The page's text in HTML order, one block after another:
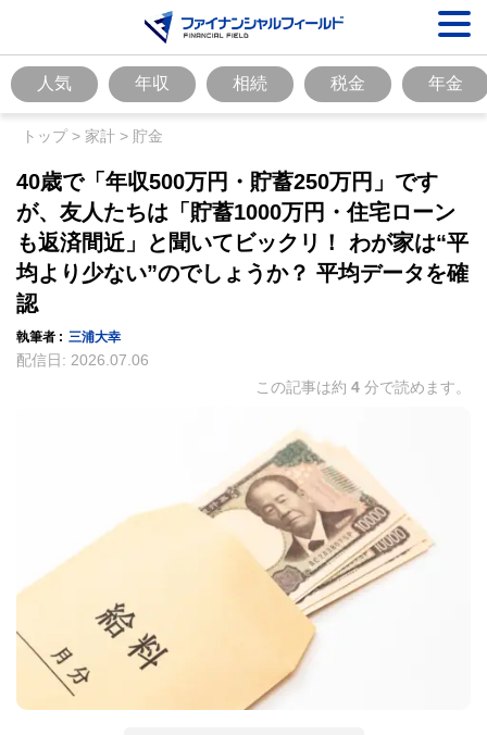
人気 年収 相続 税金 年金
トップ> 家計 > 貯金
40歳で「年収500万円・貯蓄250万円」です
が、友人たちは「貯蓄1000万円・住宅ローン
も返済間近」と聞いてビックリ！ わが家は“平
均より少ない”のでしょうか？ 平均データを確
認
執筆者 : 三浦大幸
配信日: 2026.07.06
この記事は約 4 分で読めます。